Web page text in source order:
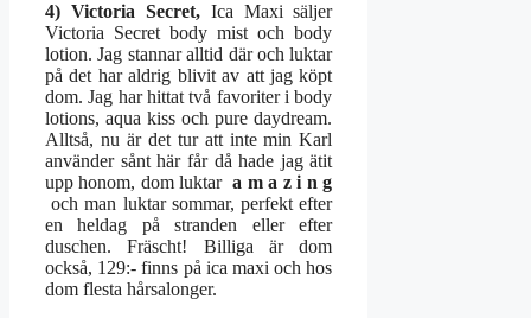
4) Victoria Secret, Ica Maxi säljer
Victoria Secret body mist och body
lotion. Jag stannar alltid där och luktar
på det har aldrig blivit av att jag köpt
dom. Jag har hittat två favoriter i body
lotions, aqua kiss och pure daydream.
Alltså, nu är det tur att inte min Karl
använder sånt här får då hade jag ätit
upp honom, dom luktar a m a z i n g
och man luktar sommar, perfekt efter
en heldag på stranden eller efter
duschen. Fräscht! Billiga är dom
också, 129:- finns på ica maxi och hos
dom flesta hårsalonger.